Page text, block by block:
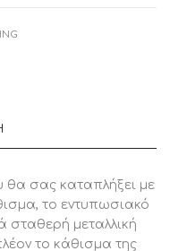
θα σας καταπλήξει με
το εντυπωσιακό
σταθερή μεταλλική
το κάθισμα της